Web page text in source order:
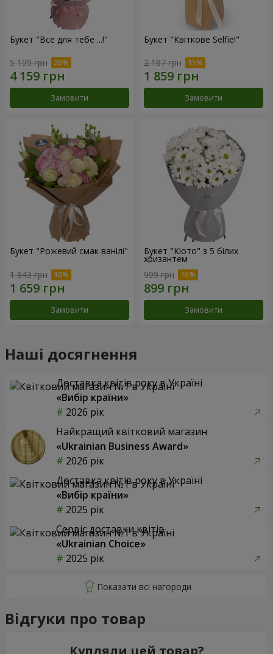
Букет "Все для тебе ...!"
5 199 грн
Замовити
Букет "Квіткове Selfie!"
2 187 грн
Замовити
Букет "Рожевий смак ванілі"
1 843 грн
Замовити
Букет "Кіото" з 5 білих
хризантем
999 грн
Замовити
Наші досягнення
Доставка квітів року в Україні
«Вибір країни»
2026 рік
Найкращий квітковий магазин
«Ukrainian Business Award»
2026 рік
Доставка квітів року в Україні
«Вибір країни»
2025 рік
Сервіс доставки квітів
«Ukrainian Choice»
2025 рік
Відгуки про товар
Купляли цей товар?